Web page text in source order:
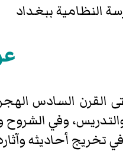
النظامية ببغداد
السادس
وفي الشروح
تخريج أحاديثه